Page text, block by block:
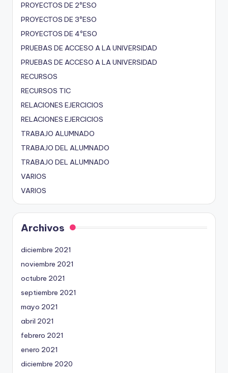
PROYECTOS DE 2ºESO
PROYECTOS DE 3ºESO
PROYECTOS DE 4ºESO
PRUEBAS DE ACCESO A LA UNIVERSIDAD
PRUEBAS DE ACCESO A LA UNIVERSIDAD
RECURSOS
RECURSOS TIC
RELACIONES EJERCICIOS
RELACIONES EJERCICIOS
TRABAJO ALUMNADO
TRABAJO DEL ALUMNADO
TRABAJO DEL ALUMNADO
VARIOS
VARIOS
Archivos
diciembre 2021
noviembre 2021
octubre 2021
septiembre 2021
mayo 2021
abril 2021
febrero 2021
enero 2021
diciembre 2020